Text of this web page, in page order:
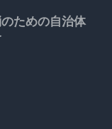
ための自治体